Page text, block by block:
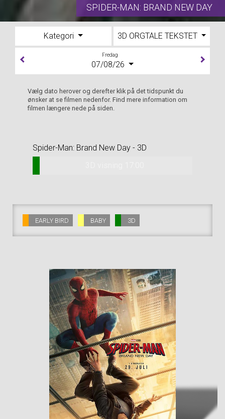
SPIDER-MAN: BRAND NEW DAY
Kategori 3D ORGTALE TEKSTET
Fredag
07/08/26
Vælg dato herover og derefter klik på det tidspunkt du
ønsker at se filmen nedenfor. Find mere information om
filmen længere nede på siden.
Spider-Man: Brand New Day - 3D
EARLY BIRD BABY 3D